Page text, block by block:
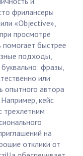
фрилансеры
«Objective»,
просмотре
быстрее
подходы,
фразы,
или
автора
кейс
трехлетним
на
отклики от